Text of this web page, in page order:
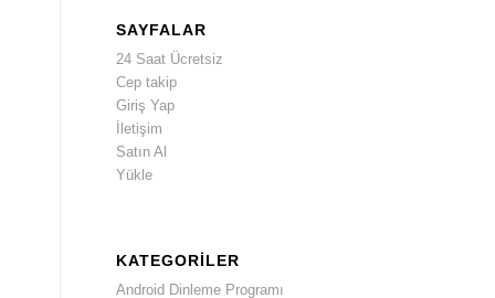
SAYFALAR
24 Saat Ücretsiz
Cep takip
Giriş Yap
İletişim
Satın Al
Yükle
KATEGORILER
Android Dinleme Programı